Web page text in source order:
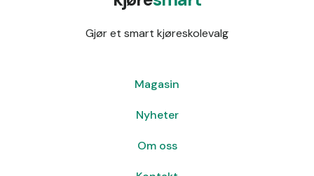
Gjør et smart kjøreskolevalg
Magasin
Nyheter
Om oss